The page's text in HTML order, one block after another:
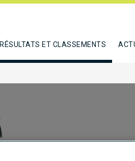
RÉSULTATS ET CLASSEMENTS